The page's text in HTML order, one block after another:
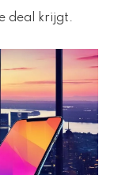
deal krijgt.